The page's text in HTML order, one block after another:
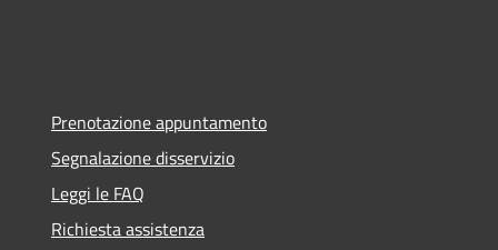
Prenotazione appuntamento
Segnalazione disservizio
Leggi le FAQ
Richiesta assistenza